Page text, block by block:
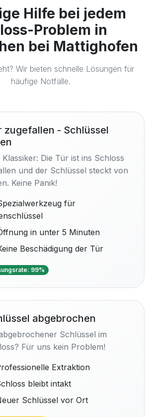
Hilfe bei jedem
Problem in
bei Mattighofen
Wir bieten schnelle Lösungen für
häufige Notfälle.
zugefallen - Schlüssel
Klassiker: Die Tür ist ins Schloss
und der Schlüssel steckt von
Keine Panik!
für
in unter 5 Minuten
Beschädigung der Tür
99%
abgebrochen
Schlüssel im
Für uns kein Problem!
Extraktion
bleibt intakt
Schlüssel vor Ort